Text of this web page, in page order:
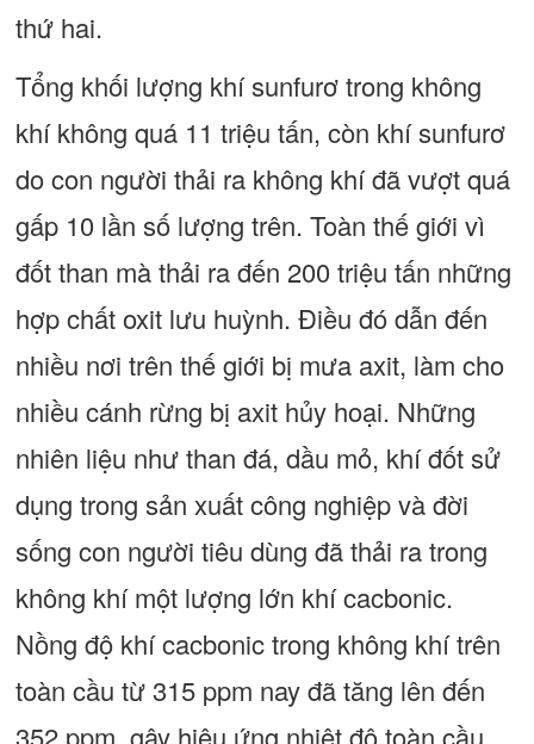
thứ hai.
Tổng khối lượng khí sunfurơ trong không
khí không quá 11 triệu tấn, còn khí sunfurơ
do con người thải ra không khí đã vượt quá
gấp 10 lần số lượng trên. Toàn thế giới vì
đốt than mà thải ra đến 200 triệu tấn những
hợp chất oxit lưu huỳnh. Điều đó dẫn đến
nhiều nơi trên thế giới bị mưa axit, làm cho
nhiều cánh rừng bị axit hủy hoại. Những
nhiên liệu như than đá, dầu mỏ, khí đốt sử
dụng trong sản xuất công nghiệp và đời
sống con người tiêu dùng đã thải ra trong
không khí một lượng lớn khí cacbonic.
Nồng độ khí cacbonic trong không khí trên
toàn cầu từ 315 ppm nay đã tăng lên đến
352 ppm, gây hiệu ứng nhiệt độ toàn cầu,